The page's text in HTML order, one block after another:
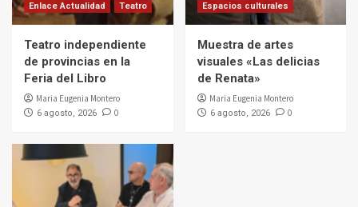
Enlace Actualidad
Teatro
Teatro independiente
de provincias en la
Feria del Libro
Maria Eugenia Montero
6 agosto, 2026 0
Espacios culturales
Muestra de artes
visuales «Las delicias
de Renata»
Maria Eugenia Montero
6 agosto, 2026 0